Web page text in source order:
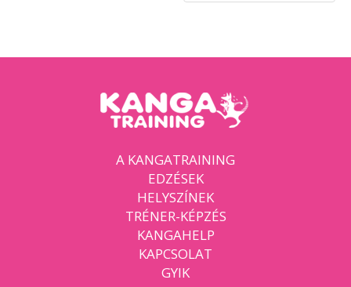
A KANGATRAINING
EDZÉSEK
HELYSZÍNEK
TRÉNER-KÉPZÉS
KANGAHELP
KAPCSOLAT
GYIK